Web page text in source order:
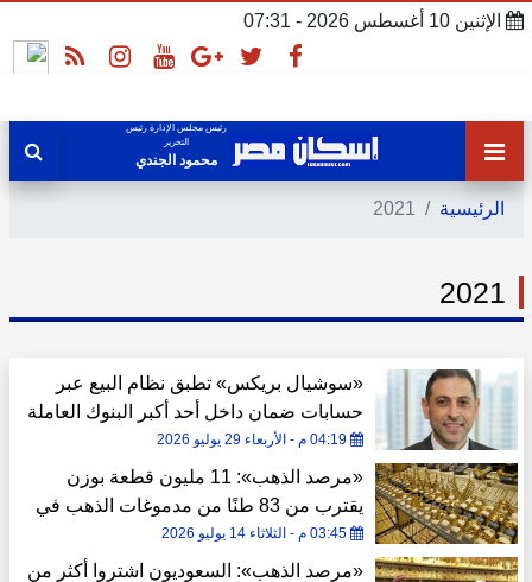
الإثنين 10 أغسطس 2026 - 07:31
رئيس مجلس الإدارة رئيس
التحرير
محمود الجندي
الرئيسية 2021
2021
«سوشيال بريكس» تطبق نظام البيع عبر
حسابات ضمان داخل أحد أكبر البنوك العاملة
في مصر
04:19 م - الأربعاء 29 يوليو 2026
«مرصد الذهب»: 11 مليون قطعة بوزن
يقترب من 83 طنًا من مدموغات الذهب في
البحرين خلال 9 سنوات
03:45 م - الثلاثاء 14 يوليو 2026
«مرصد الذهب»: السعوديون اشتروا أكثر من